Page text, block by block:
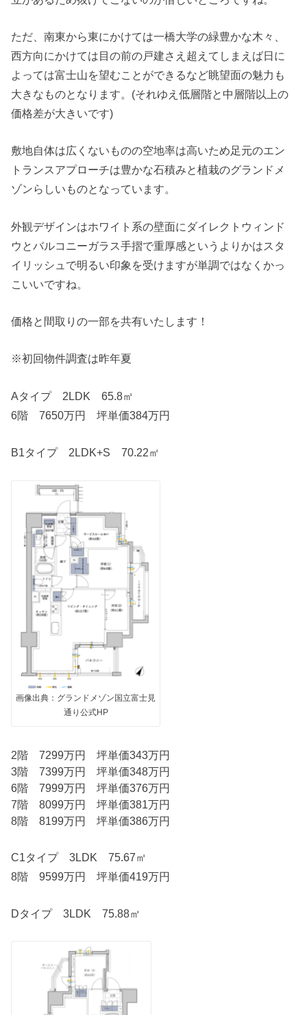
ただ、南東から東にかけては一橋大学の緑豊かな木々、
西方向にかけては目の前の戸建さえ超えてしまえば日に
よっては富士山を望むことができるなど眺望面の魅力も
大きなものとなります。(それゆえ低層階と中層階以上の
価格差が大きいです)
敷地自体は広くないものの空地率は高いため足元のエン
トランスアプローチは豊かな石積みと植栽のグランドメ
ゾンらしいものとなっています。
外観デザインはホワイト系の壁面にダイレクトウィンド
ウとバルコニーガラス手摺で重厚感というよりかはスタ
イリッシュで明るい印象を受けますが単調ではなくかっ
こいいですね。
価格と間取りの一部を共有いたします！
※初回物件調査は昨年夏
Aタイプ 2LDK 65.8㎡
6階 7650万円 坪単価384万円
B1タイプ 2LDK+S 70.22㎡
画像出典：グランドメゾン国立富士見
通り公式HP
2階 7299万円 坪単価343万円
3階 7399万円 坪単価348万円
6階 7999万円 坪単価376万円
7階 8099万円 坪単価381万円
8階 8199万円 坪単価386万円
C1タイプ 3LDK 75.67㎡
8階 9599万円 坪単価419万円
Dタイプ 3LDK 75.88㎡